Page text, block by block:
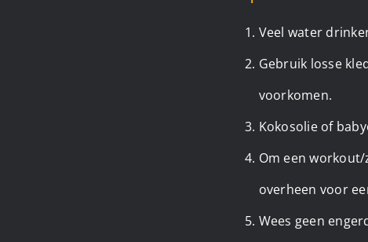
Veel water
Gebruik losse
voorkomen.
Kokosolie of
Om een
overheen voor
Wees geen